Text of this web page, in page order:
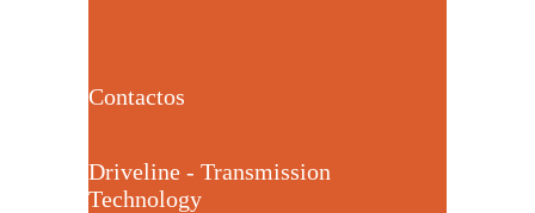
Contactos
Driveline - Transmission
Technology